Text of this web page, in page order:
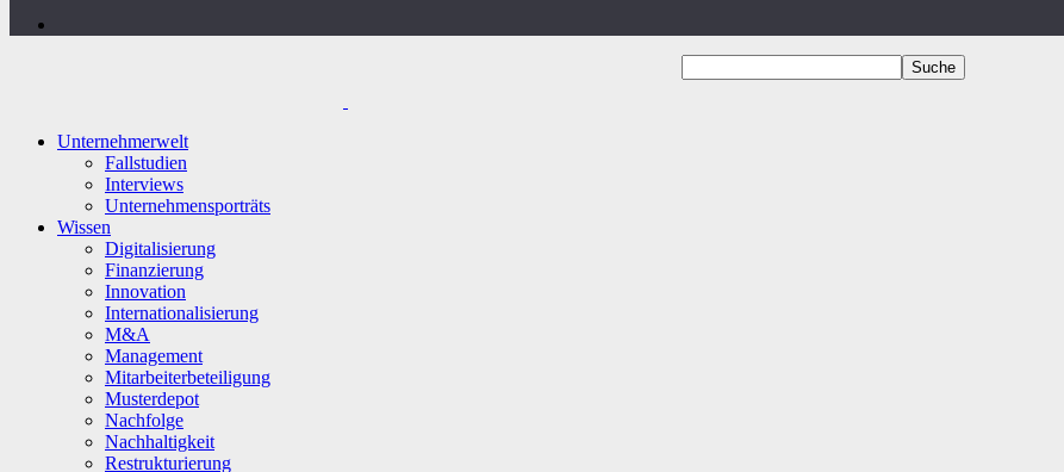
Unternehmerwelt
Fallstudien
Interviews
Unternehmensporträts
Wissen
Digitalisierung
Finanzierung
Innovation
Internationalisierung
M&A
Management
Mitarbeiterbeteiligung
Musterdepot
Nachfolge
Nachhaltigkeit
Restrukturierung